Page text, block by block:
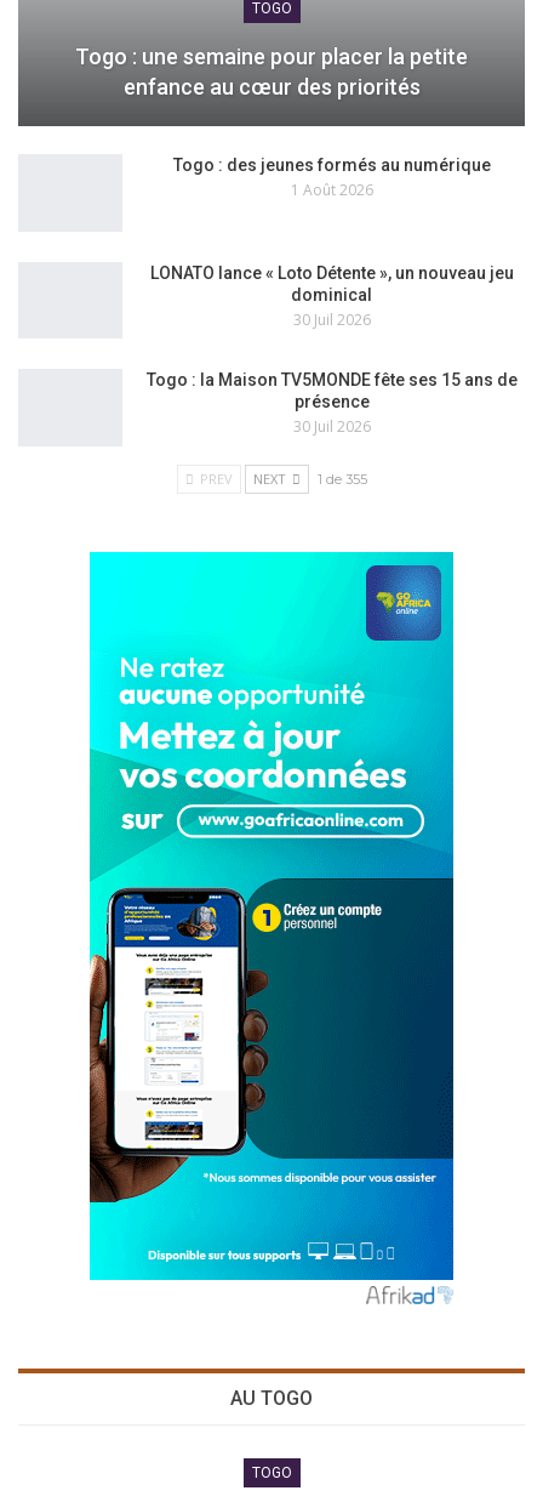
TOGO
Togo : une semaine pour placer la petite
enfance au cœur des priorités
Togo : des jeunes formés au numérique
1 Août 2026
LONATO lance « Loto Détente », un nouveau jeu
dominical
30 Juil 2026
Togo : la Maison TV5MONDE fête ses 15 ans de
présence
30 Juil 2026
PREV NEXT 1 de 355
AU TOGO
TOGO